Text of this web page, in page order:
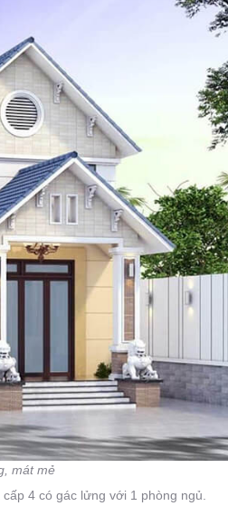
mát mẻ
4 có gác lửng với 1 phòng ngủ.